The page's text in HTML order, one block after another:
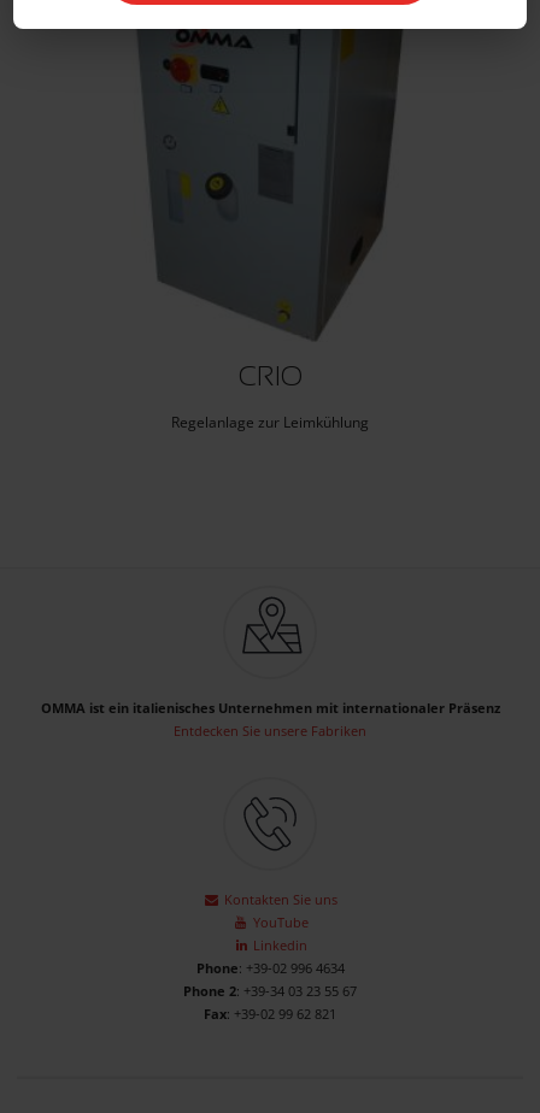
CRIO
Regelanlage zur Leimkühlung
OMMA ist ein italienisches Unternehmen mit internationaler Präsenz
Entdecken Sie unsere Fabriken
Kontakten Sie uns
YouTube
Linkedin
Phone: +39-02 996 4634
Phone 2: +39-34 03 23 55 67
Fax: +39-02 99 62 821